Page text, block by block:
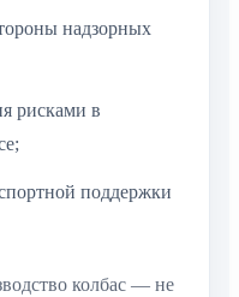
надзорных
рисками в
поддержки
колбас — не